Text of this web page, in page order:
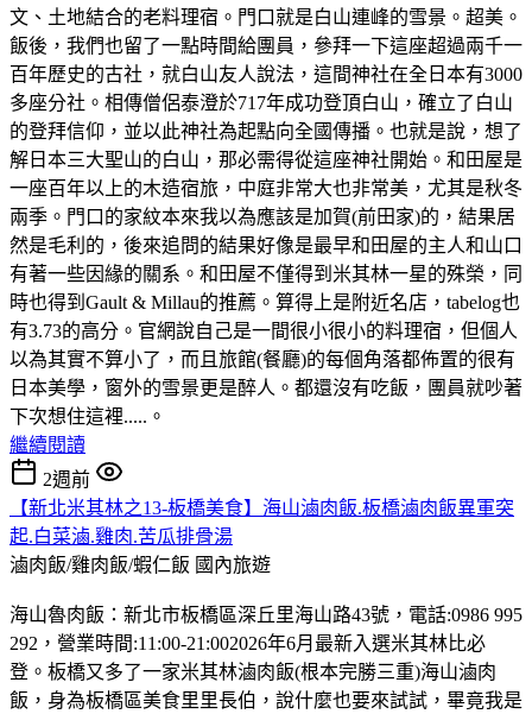
文、土地結合的老料理宿。門口就是白山連峰的雪景。超美。
飯後，我們也留了一點時間給團員，參拜一下這座超過兩千一
百年歷史的古社，就白山友人說法，這間神社在全日本有3000
多座分社。相傳僧侶泰澄於717年成功登頂白山，確立了白山
的登拜信仰，並以此神社為起點向全國傳播。也就是說，想了
解日本三大聖山的白山，那必需得從這座神社開始。和田屋是
一座百年以上的木造宿旅，中庭非常大也非常美，尤其是秋冬
兩季。門口的家紋本來我以為應該是加賀(前田家)的，結果居
然是毛利的，後來追問的結果好像是最早和田屋的主人和山口
有著一些因緣的關系。和田屋不僅得到米其林一星的殊榮，同
時也得到Gault & Millau的推薦。算得上是附近名店，tabelog也
有3.73的高分。官網說自己是一間很小很小的料理宿，但個人
以為其實不算小了，而且旅館(餐廳)的每個角落都佈置的很有
日本美學，窗外的雪景更是醉人。都還沒有吃飯，團員就吵著
下次想住這裡.....。
繼續閱讀
2週前
【新北米其林之13-板橋美食】海山滷肉飯.板橋滷肉飯異軍突
起.白菜滷.雞肉.苦瓜排骨湯
滷肉飯/雞肉飯/蝦仁飯 國內旅遊
海山魯肉飯：新北市板橋區深丘里海山路43號，電話:0986 995
292，營業時間:11:00-21:002026年6月最新入選米其林比必
登。板橋又多了一家米其林滷肉飯(根本完勝三重)海山滷肉
飯，身為板橋區美食里里長伯，說什麼也要來試試，畢竟我是